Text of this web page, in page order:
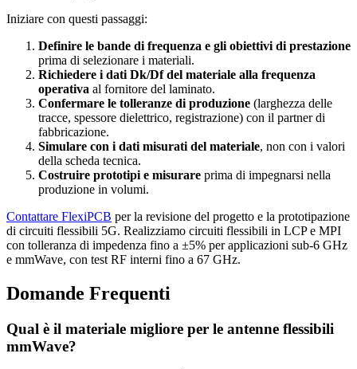
Iniziare con questi passaggi:
Definire le bande di frequenza e gli obiettivi di prestazione
prima di selezionare i materiali.
Richiedere i dati Dk/Df del materiale alla frequenza
operativa al fornitore del laminato.
Confermare le tolleranze di produzione (larghezza delle
tracce, spessore dielettrico, registrazione) con il partner di
fabbricazione.
Simulare con i dati misurati del materiale, non con i valori
della scheda tecnica.
Costruire prototipi e misurare prima di impegnarsi nella
produzione in volumi.
Contattare FlexiPCB per la revisione del progetto e la prototipazione
di circuiti flessibili 5G. Realizziamo circuiti flessibili in LCP e MPI
con tolleranza di impedenza fino a ±5% per applicazioni sub-6 GHz
e mmWave, con test RF interni fino a 67 GHz.
Domande Frequenti
Qual è il materiale migliore per le antenne flessibili
mmWave?